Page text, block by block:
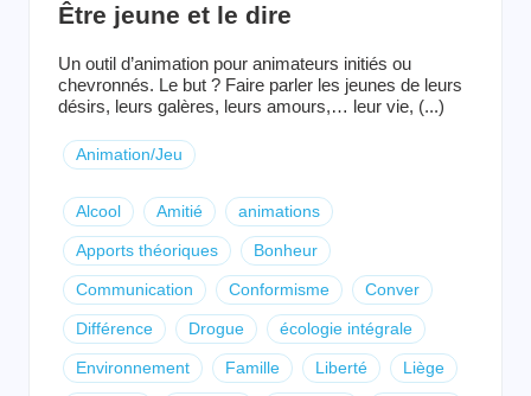
Être jeune et le dire
Un outil d’animation pour animateurs initiés ou
chevronnés. Le but ? Faire parler les jeunes de leurs
désirs, leurs galères, leurs amours,… leur vie, (...)
Animation/Jeu
Alcool Amitié animations
Apports théoriques Bonheur
Communication Conformisme Conver
Différence Drogue écologie intégrale
Environnement Famille Liberté Liège